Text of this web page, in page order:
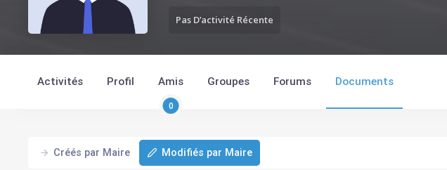
Pas D’activité Récente
Activités Profil Amis
0
Groupes Forums Documents
Créés par Maire Modifiés par Maire